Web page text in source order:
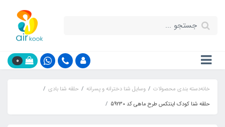
0
خانهدسته بندی محصولات وسایل شنا دخترانه و پسرانه
حلقه شنا بادی
حلقه شنا کودک اینتکس طرح ماهی کد 59230